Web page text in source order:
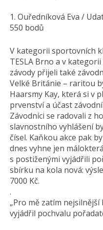
1. Ouředníková Eva /
550 bodů
V kategorii sportovních
TESLA Brno a v
závody přijeli také
Velké Británie – raritou
Haarsmy Kay, která si v
prvenství a účast
Závodníci se radovali z
slavnostního vyhlášení
čísel. Kaňkou akce pak
dnes vyhne jen
s postiženými vyjádřili
sbírku na kola nová:
7000 Kč.
.
„Pro mě zatím nejsilnější
vyjádřil pochvalu